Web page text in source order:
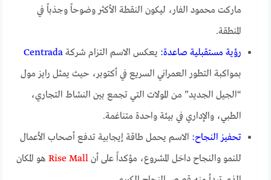
ماركت محمود الفار، ليكون النقطة الأكثر وضوحاً وجذباً في
المنطقة.
رؤية مستقبلية صاعدة: يعكس الاسم التزام شركةCentrada
بمواكبة التطور العمراني السريع في أكتوبر، حيث يمثل رايز مول
“الجيل الجديد” من المولات التي تجمع بين النشاط التجاري،
الطبي، والإداري في بيئة واحدة متناغمة.
تحفيز النجاح: الاسم يحمل طاقة إيجابية تدفع أصحاب الأعمال
للنمو والنجاح داخل المشروع، مؤكداً على أنRise Mall هو المكان